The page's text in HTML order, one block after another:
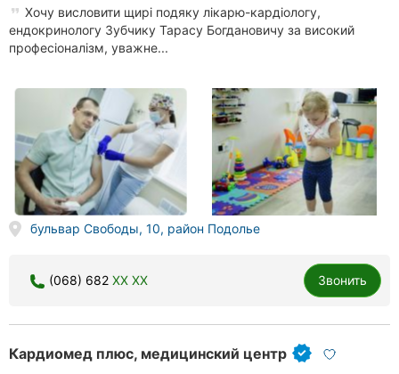
Хочу висловити щирі подяку лікарю-кардіологу,
ендокринологу Зубчику Тарасу Богдановичу за високий
професіоналізм, уважне...
бульвар Свободы, 10, район Подолье
(068) 682 XX XX Звонить
Кардиомед плюс, медицинский центр